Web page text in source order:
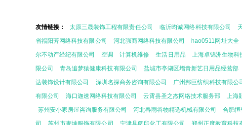
友情链接： 太原三晟装饰工程有限责任公司 临沂昀诚网络科技有限公司
省福阳芳网络科技有限公司
河北强商网络科技有限公司 hao0511网址大全
尔不动产经纪有限公司
空调 计算机维修 生活日用品 上海卓锦洲生物科
限公司
青岛追梦猿健康科技有限公司 盐城市亭湖区增青新艺日用品经营部
达装饰设计有限公司
深圳名探商务咨询有限公司 广州邦巨纺织科技有限公
有限公司
海口迦速网络科技有限公司 云霄县圣之杰网络技术服务部 上海
苏州安小家房屋咨询服务有限公司
河北春雨谷物精选机械有限公司 合肥恒
司
苏州市麦坤服饰有限公司 宁津县阔印化工有限公司 郑州正度教育科技